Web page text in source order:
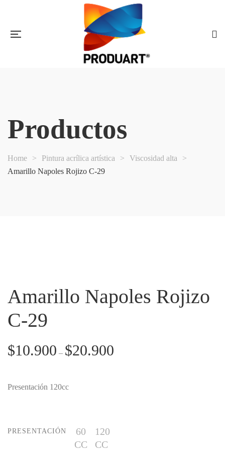
Productos
Home > Pintura acrílica artística > Viscosidad alta
>
Amarillo Napoles Rojizo C-29
Amarillo Napoles Rojizo
C-29
$10.900 – $20.900
Presentación 120cc
PRESENTACIÓN
60
CC
120
CC